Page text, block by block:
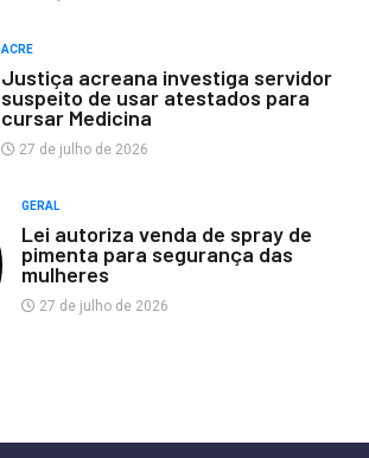
ACRE
Justiça acreana investiga servidor
suspeito de usar atestados para
cursar Medicina
27 de julho de 2026
GERAL
Lei autoriza venda de spray de
pimenta para segurança das
mulheres
27 de julho de 2026